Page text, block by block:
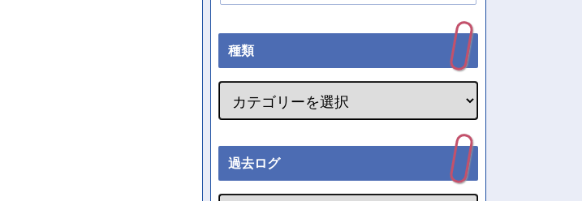
種類
過去ログ